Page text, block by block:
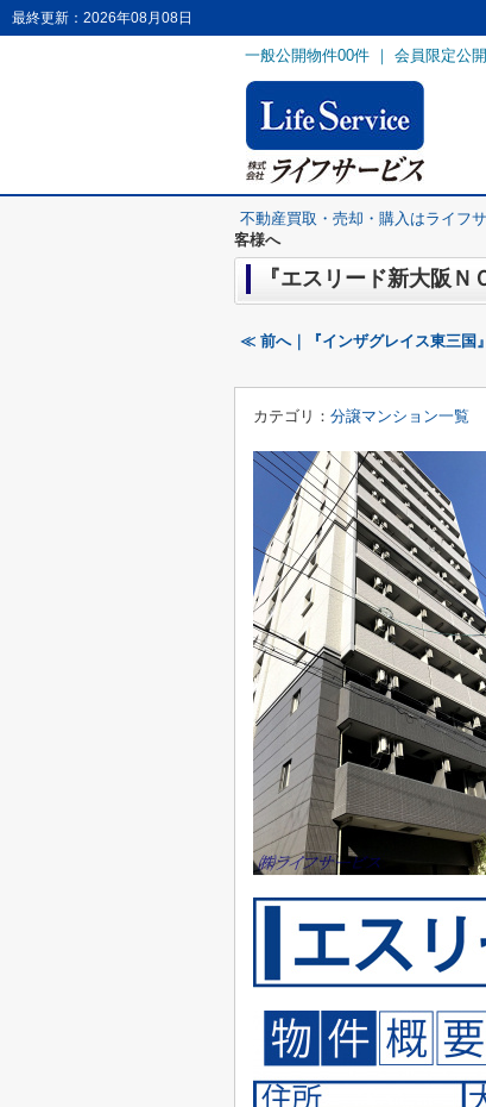
最終更新：2026年08月08日
一般公開物件00件 ｜ 会員限定公
不動産買取・売却・購入はライフ
客様へ
『エスリード新大阪
≪ 前へ｜『インザグレイス東三国
カテゴリ： 分譲マンション一覧